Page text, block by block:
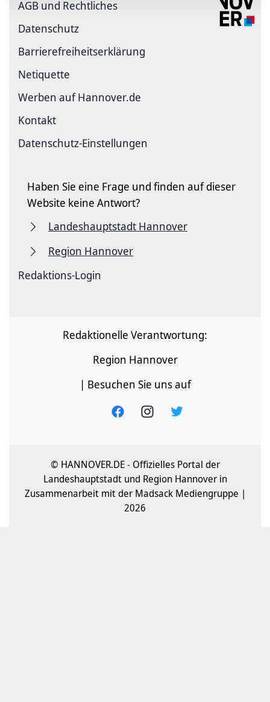
AGB und Rechtliches
Datenschutz
Barriere­freiheits­erklärung
Netiquette
Werben auf Hannover.de
Kontakt
Datenschutz-Einstellungen
Haben Sie eine Frage und finden auf dieser
Website keine Antwort?
Landeshauptstadt Hannover
Region Hannover
Redaktions-Login
Redaktionelle Verantwortung:
Region Hannover
| Besuchen Sie uns auf
© HANNOVER.DE - Offizielles Portal der
Landeshauptstadt und Region Hannover in
Zusammenarbeit mit der Madsack Mediengruppe |
2026